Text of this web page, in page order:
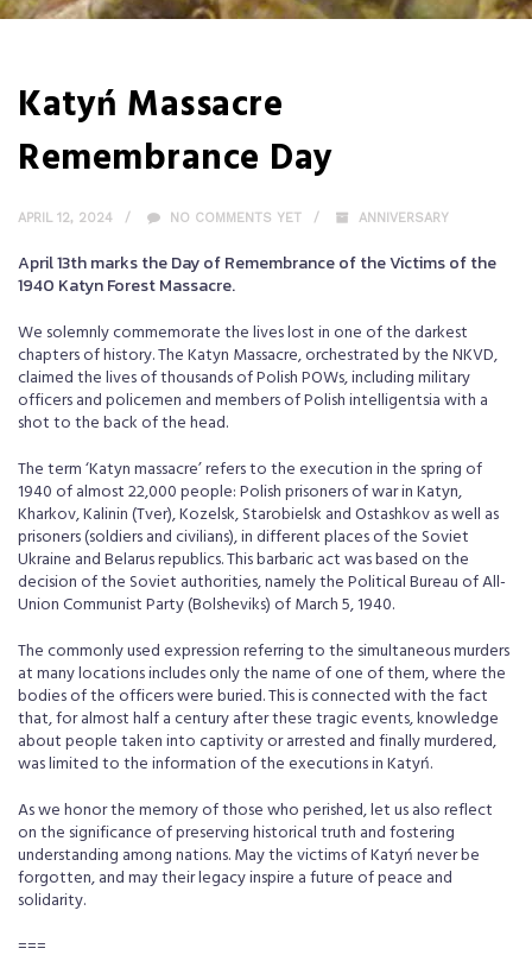
Katyń Massacre
Remembrance Day
APRIL 12, 2024 NO COMMENTS YET ANNIVERSARY
April 13th marks the Day of Remembrance of the Victims of the
1940 Katyn Forest Massacre.
We solemnly commemorate the lives lost in one of the darkest
chapters of history. The Katyn Massacre, orchestrated by the NKVD,
claimed the lives of thousands of Polish POWs, including military
officers and policemen and members of Polish intelligentsia with a
shot to the back of the head.
The term ‘Katyn massacre’ refers to the execution in the spring of
1940 of almost 22,000 people: Polish prisoners of war in Katyn,
Kharkov, Kalinin (Tver), Kozelsk, Starobielsk and Ostashkov as well as
prisoners (soldiers and civilians), in different places of the Soviet
Ukraine and Belarus republics. This barbaric act was based on the
decision of the Soviet authorities, namely the Political Bureau of All-
Union Communist Party (Bolsheviks) of March 5, 1940.
The commonly used expression referring to the simultaneous murders
at many locations includes only the name of one of them, where the
bodies of the officers were buried. This is connected with the fact
that, for almost half a century after these tragic events, knowledge
about people taken into captivity or arrested and finally murdered,
was limited to the information of the executions in Katyń.
As we honor the memory of those who perished, let us also reflect
on the significance of preserving historical truth and fostering
understanding among nations. May the victims of Katyń never be
forgotten, and may their legacy inspire a future of peace and
solidarity.
===